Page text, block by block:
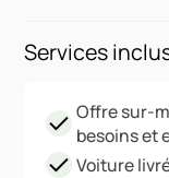
Services
Offre sur-
besoins et
Voiture